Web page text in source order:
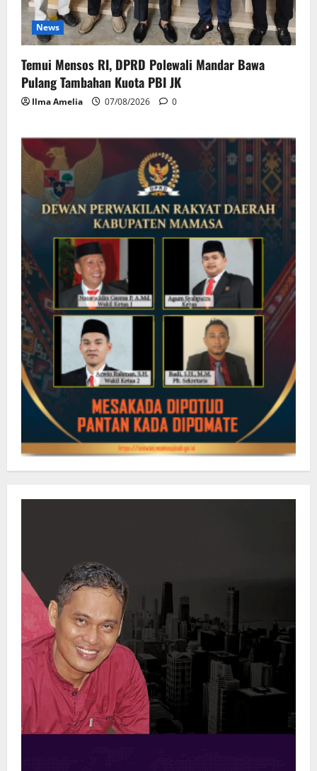
News
Temui Mensos RI, DPRD Polewali Mandar Bawa
Pulang Tambahan Kuota PBI JK
Ilma Amelia 07/08/2026 0